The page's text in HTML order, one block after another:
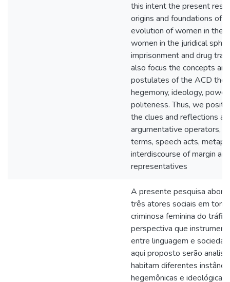
this intent the present
origins and foundations of
evolution of women in the
women in the juridical
imprisonment and drug
also focus the concepts
postulates of the ACD
hegemony, ideology,
politeness. Thus, we
the clues and reflections
argumentative operators,
terms, speech acts,
interdiscourse of margin
representatives
A presente pesquisa
três atores sociais em
criminosa feminina do
perspectiva que
entre linguagem e
aqui proposto serão
habitam diferentes
hegemônicas e